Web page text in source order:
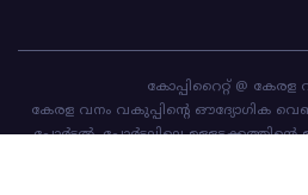
കോപ്പിറൈറ്റ് @ കേരള
കേരള വനം വകുപ്പിന്റെ ഔദ്യോഗിക
പോർട്ടൽ. പോർട്ടലിലെ